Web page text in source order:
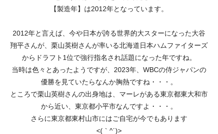
【製造年】は2012年となっています。
2012年と言えば、今や日本が誇る世界的大スターになった大谷
翔平さんが、栗山英樹さんが率いる北海道日本ハムファイターズ
からドラフト1位で強行指名され話題になった年ですね。
当時は色々とあったようですが、2023年、WBCの侍ジャパンの
優勝を見ていたらなんか胸熱ですね・・・。
ところで栗山英樹さんの出身地は、マーレがある東京都東大和市
から近い、東京都小平市なんですよ・・・。
さらに東京都東村山市にはご自宅が今でもあります
<(｀^´)>